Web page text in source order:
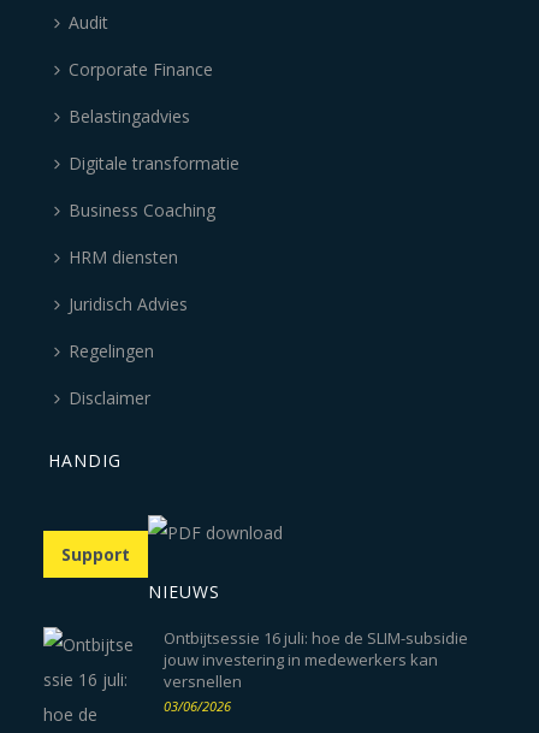
Audit
Corporate Finance
Belastingadvies
Digitale transformatie
Business Coaching
HRM diensten
Juridisch Advies
Regelingen
Disclaimer
HANDIG
Support
NIEUWS
Ontbijtsessie 16 juli: hoe de SLIM-subsidie
jouw investering in medewerkers kan
versnellen
03/06/2026